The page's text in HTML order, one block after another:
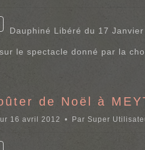
Dauphiné Libéré du 17 Janvier
le spectacle donné par la
de Noël à
16 avril 2012 Par Super